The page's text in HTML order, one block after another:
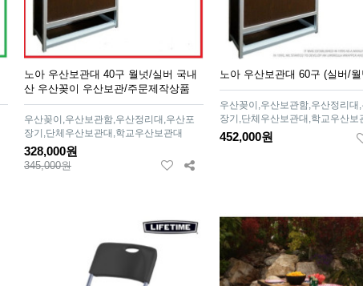
노아 우산보관대 40구 월넛/실버 국내
산 우산꽂이 우산보관/주문제작상품
우산꽂이,우산보관함,우산정리대,우산포
장기,단체우산보관대,학교우산보관대
328,000원
345,000원
노아 우산보관대 60구 (실버/
우산꽂이,우산보관함,우산정리대
장기,단체우산보관대,학교우산보
452,000원